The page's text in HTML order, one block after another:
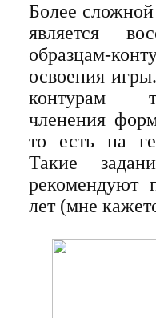
Более сложной
является
образцам-
освоения
контурам
членения
то есть на
Такие
рекомендуют
лет (мне